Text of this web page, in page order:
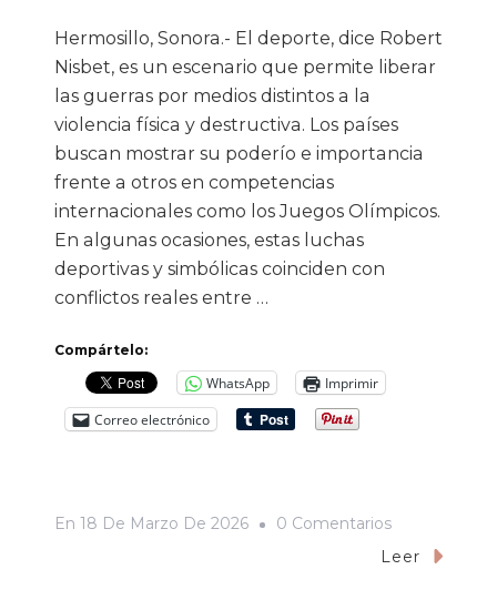
Hermosillo, Sonora.- El deporte, dice Robert
Nisbet, es un escenario que permite liberar
las guerras por medios distintos a la
violencia física y destructiva. Los países
buscan mostrar su poderío e importancia
frente a otros en competencias
internacionales como los Juegos Olímpicos.
En algunas ocasiones, estas luchas
deportivas y simbólicas coinciden con
conflictos reales entre …
Compártelo:
WhatsApp
Imprimir
Correo electrónico
En 18 De Marzo De 2026 0 ComentariosEn
Cuando
Leer